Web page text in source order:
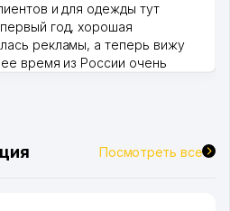
и для одежды тут
год, хорошая
рекламы, а теперь вижу
время из России очень
Посмотреть все